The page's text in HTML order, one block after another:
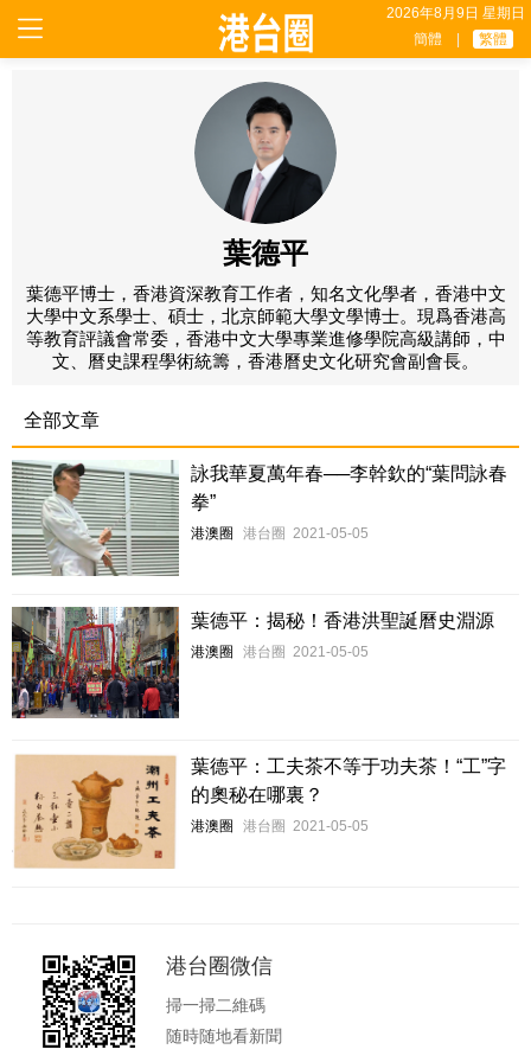
2026年8月9日 星期日
簡體
繁體
葉德平
葉德平博士，香港資深教育工作者，知名文化學者，香港中文
大學中文系學士、碩士，北京師範大學文學博士。現爲香港高
等教育評議會常委，香港中文大學專業進修學院高級講師，中
文、曆史課程學術統籌，香港曆史文化研究會副會長。
全部文章
詠我華夏萬年春──李幹欽的“葉問詠春
拳”
港澳圈 港台圈 2021-05-05
葉德平：揭秘！香港洪聖誕曆史淵源
港澳圈 港台圈 2021-05-05
葉德平：工夫茶不等于功夫茶！“工”字
的奧秘在哪裏？
港澳圈 港台圈 2021-05-05
港台圈微信
掃一掃二維碼
随時随地看新聞